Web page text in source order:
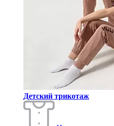
Детский трикотаж